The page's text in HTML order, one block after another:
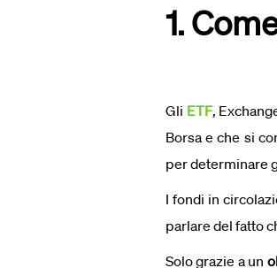
1.
Gli ETF,
Borsa e che si
per determinare
I fondi in
parlare del fatto
Solo grazie a un